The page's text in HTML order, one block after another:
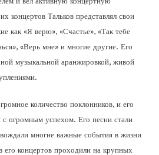
концертов Тальков представлял свои
как «Я верю», «Счастье», «Так тебе
«Верь мне» и многие другие. Его
музыкальной аранжировкой, живой
количество поклонников, и его
с огромным успехом. Его песни стали
многие важные события в жизни
его концертов проходили на крупных